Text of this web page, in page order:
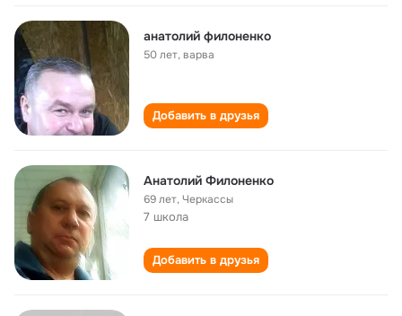
анатолий филоненко
50 лет,варва
Добавить в друзья
Анатолий Филоненко
69 лет,Черкассы
7 школа
Добавить в друзья